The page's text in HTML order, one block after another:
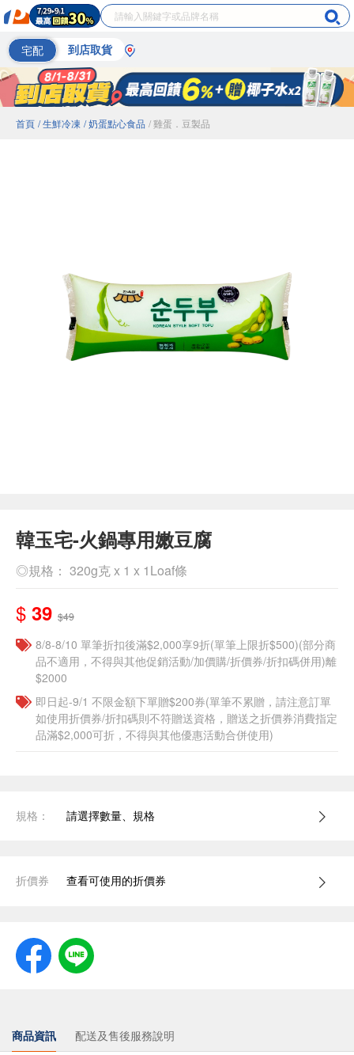
宅配 到店取貨
首頁 / 生鮮冷凍 / 奶蛋點心食品 / 雞蛋．豆製品
韓玉宅-火鍋專用嫩豆腐
◎規格： 320g克 x 1 x 1Loaf條
$ 39 $49
8/8-8/10 單筆折扣後滿$2,000享9折(單筆上限折$500)(部分商
品不適用，不得與其他促銷活動/加價購/折價券/折扣碼併用)離
$2000
即日起-9/1 不限金額下單贈$200券(單筆不累贈，請注意訂單
如使用折價券/折扣碼則不符贈送資格，贈送之折價券消費指定
品滿$2,000可折，不得與其他優惠活動合併使用)
規格： 請選擇數量、規格
折價券 查看可使用的折價券
商品資訊 配送及售後服務說明